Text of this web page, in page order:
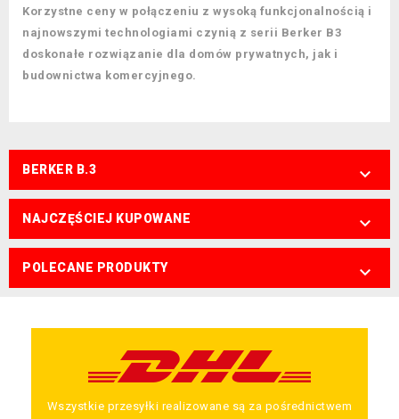
Korzystne ceny w połączeniu z wysoką funkcjonalnością i
najnowszymi technologiami czynią z serii Berker B3
doskonałe rozwiązanie dla domów prywatnych, jak i
budownictwa komercyjnego.
BERKER B.3 
NAJCZĘŚCIEJ KUPOWANE 
POLECANE PRODUKTY 
Wszystkie przesyłki realizowane są za pośrednictwem